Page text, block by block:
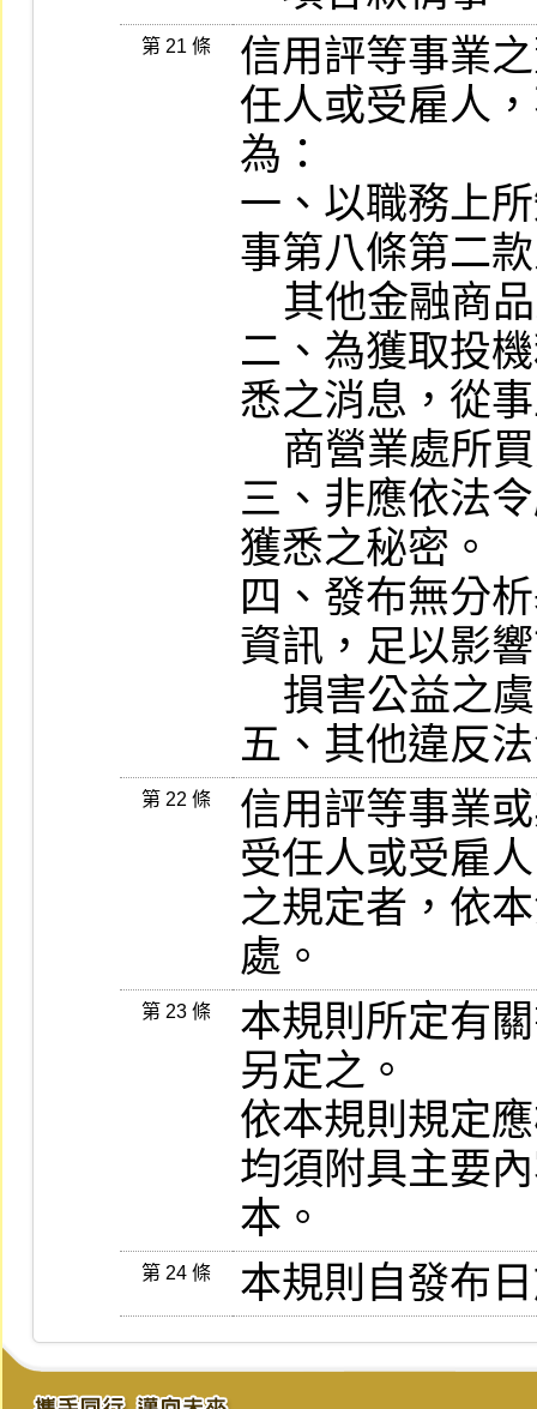
第 21 條
信用評等事業
任人或受雇人
為：
一、以職務上
事第八條第二
二、為獲取投
悉之消息，從
三、非應依法
獲悉之秘密。
四、發布無分
資訊，足以影
第 22 條
信用評等事業
受任人或受雇
之規定者，依
處。
第 23 條
本規則所定有
另定之。
依本規則規定
均須附具主要
第 24 條